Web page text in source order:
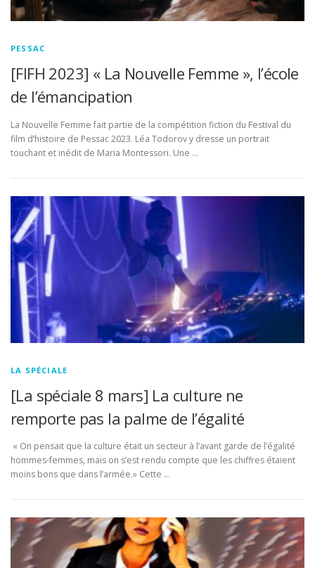
PESSAC
[FIFH 2023] « La Nouvelle Femme », l’école
de l’émancipation
La Nouvelle Femme fait partie de la compétition fiction du Festival du
film d’histoire de Pessac 2023. Léa Todorov y dresse un portrait
touchant et inédit de Maria Montessori. Une …
LA SPÉCIALE
[La spéciale 8 mars] La culture ne
remporte pas la palme de l’égalité
« On pensait que la culture était un secteur à l’avant garde de l’égalité
hommes-femmes, mais on s’est rendu compte que les chiffres étaient
moins bons que dans l’armée.» Cette …